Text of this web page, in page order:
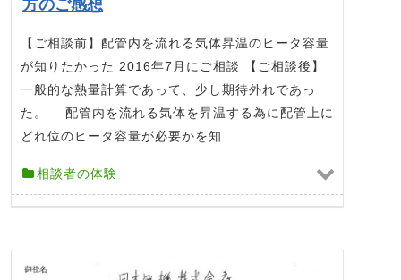
方のご感想
【ご相談前】配管内を流れる気体昇温のヒータ容量
が知りたかった 2016年7月にご相談 【ご相談後】
一般的な熱量計算であって、少し期待外れであっ
た。 配管内を流れる気体を昇温する為に配管上に
どれ位のヒータ容量が必要かを知...
相談者の体験